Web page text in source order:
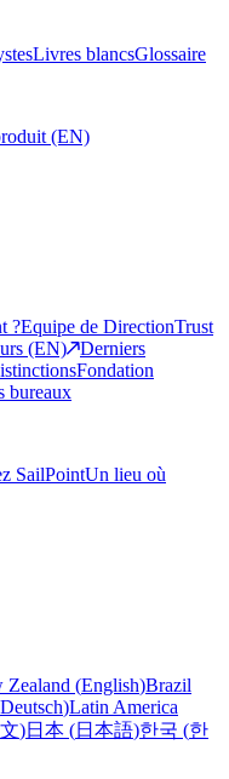
Livres blancsGlossaire
(EN)
?Equipe de DirectionTrust
(EN)
Derniers
Fondation
bureaux
SailPointUn lieu où
Zealand (English)Brazil
Deutsch)Latin America
)日本 (日本語)한국 (한